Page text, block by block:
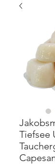
Tiefsee